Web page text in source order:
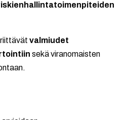
riittävätvalmiudet
sekä viranomaisten